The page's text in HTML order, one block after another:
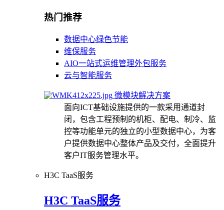
热门推荐
数据中心绿色节能
维保服务
AIO一站式运维管理外包服务
云与智能服务
微模块解决方案
面向ICT基础设施提供的一款采用通道封
闭，包含工程预制的机柜、配电、制冷、监
控等功能单元的独立的小型数据中心，为客
户提供数据中心整体产品及交付，全面提升
客户IT服务管理水平。
H3C TaaS服务
H3C TaaS服务